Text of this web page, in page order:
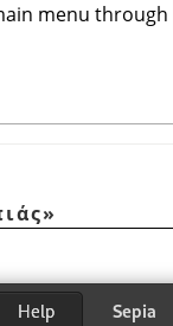
menu through
»